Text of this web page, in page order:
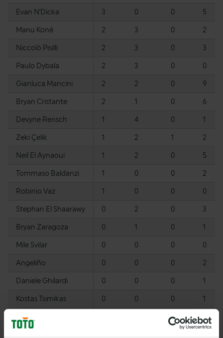
Evan N'Dicka 3 0 0 5
Manu Koné 2 3 0 2
Niccolò Pisilli 2 3 0 3
Paulo Dybala 2 3 0 0
Gianluca Mancini 2 2 0 9
Bryan Cristante 2 1 0 6
Devyne Rensch 1 4 0 1
Zeki Çelik 1 2 1 2
Neil El Aynaoui 1 2 0 5
Tommaso Baldanzi 1 0 0 2
Robinio Vaz 1 0 0 0
Stephan El Shaarawy 0 2 0 3
Bryan Zaragoza 0 1 0 1
Mile Svilar 0 0 0 0
Angeliño 0 0 0 2
Daniele Ghilardi 0 0 0 1
Kostas Tsimikas 0 0 0 1
Jan Ziolkowski 0 2